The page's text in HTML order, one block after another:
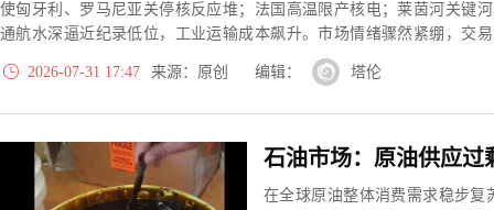
使匈牙利、罗马尼亚关停核反应堆；法国高温限产核电；莱茵河关键
通航水深逼近纪录低位，工业运输成本飙升。市场情绪骤然紧绷，交
正紧急重估能源短缺外溢至外汇、原油及黄金市场的连锁风险。
2026-07-31 17:47
来源：原创 编辑： 塔伦
石油市场：原油供应过
在全球原油整体消费需求稳步复